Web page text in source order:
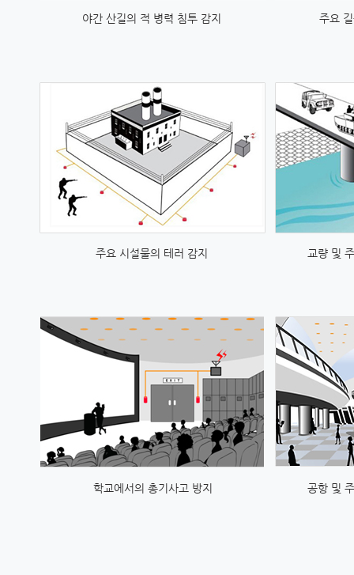
야간 산길의 적 병력 침투 감지 주요
주요 시설물의 테러 감지 교량 및
학교에서의 총기사고 방지 공항 및